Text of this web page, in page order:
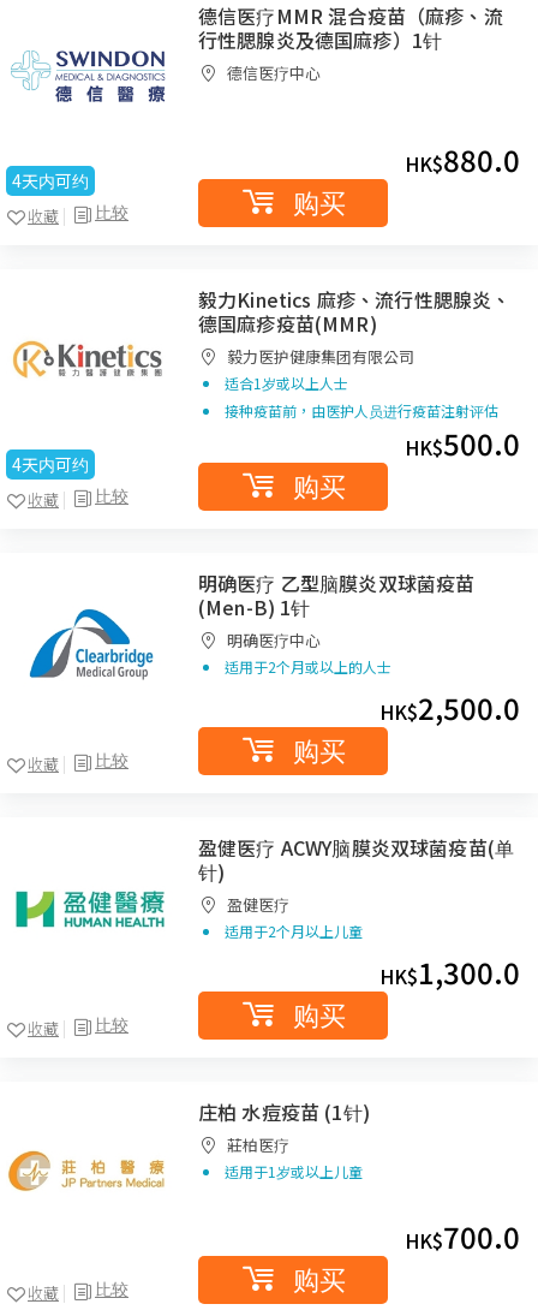
4天内可约
比较
收藏
德信医疗MMR 混合疫苗（麻疹、流
行性腮腺炎及德国麻疹）1针
德信医疗中心
HK$880.0
购买
4天内可约
比较
收藏
毅力Kinetics 麻疹、流行性腮腺炎、
德国麻疹疫苗(MMR)
毅力医护健康集团有限公司
适合1岁或以上人士
接种疫苗前，由医护人员进行疫苗注射评估
HK$500.0
购买
比较
收藏
明确医疗 乙型脑膜炎双球菌疫苗
(Men-B) 1针
明确医疗中心
适用于2个月或以上的人士
HK$2,500.0
购买
比较
收藏
盈健医疗 ACWY脑膜炎双球菌疫苗(单
针)
盈健医疗
适用于2个月以上儿童
HK$1,300.0
购买
比较
收藏
庄柏 水痘疫苗 (1针)
莊柏医疗
适用于1岁或以上儿童
HK$700.0
购买